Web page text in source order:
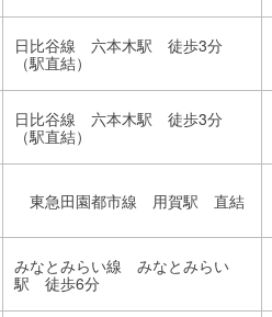
日比谷線 六本木駅 徒歩3分
（駅直結）
日比谷線 六本木駅 徒歩3分
（駅直結）
東急田園都市線 用賀駅 直結
みなとみらい線 みなとみらい
駅 徒歩6分